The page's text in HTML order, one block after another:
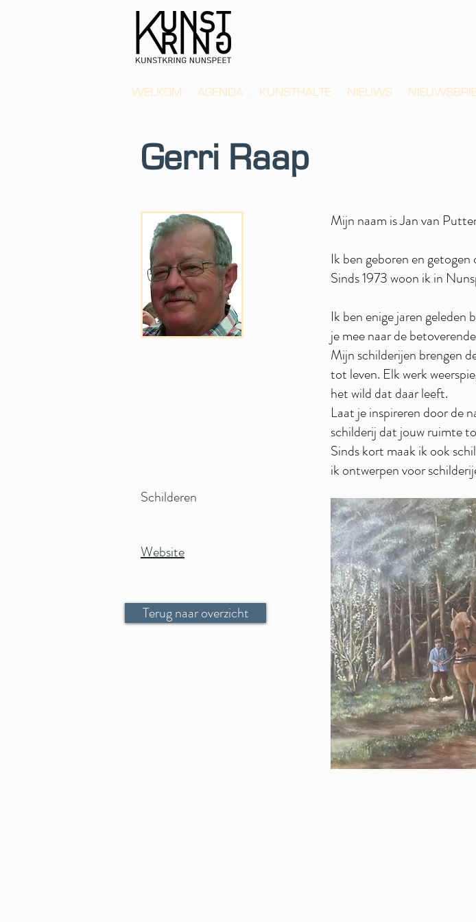
WELKOM AGENDA KUNSTHALTE NIEUWS
Gerri Raap
Mijn naam is Jan van
Ik ben geboren en
Sinds 1973 woon ik in
Ik ben enige jaren geleden
je mee naar de
Mijn schilderijen brengen
tot leven. Elk werk
het wild dat daar leeft.
Laat je inspireren door de
schilderij dat jouw ruimte
Sinds kort maak ik ook
ik ontwerpen voor
Schilderen
Website
Terug naar overzicht